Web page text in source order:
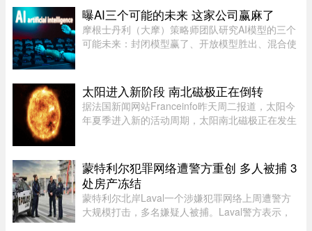
曝AI三个可能的未来 这家公司赢麻了
摩根士丹利（大摩）策略师团队研究AI模型的三个
可能未来：封闭模型赢了、开放模型胜出、混合使
布的分析研究，指出AI市场 ...
太阳进入新阶段 南北磁极正在倒转
据法国新闻网站Franceinfo昨天周二报道，太阳今
年夏季进入新的活动周期，太阳南北磁极正在发生
南磁极，南磁极则转变为北 ...
蒙特利尔犯罪网络遭警方重创 多人被捕 3
处房产冻结
蒙特利尔北岸Laval一个涉嫌犯罪网络上周遭警方
大规模打击，多名嫌疑人被捕。Laval警方表示，